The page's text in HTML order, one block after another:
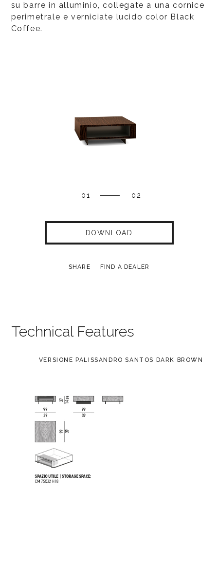
su barre in alluminio, collegate a una cornice
perimetrale e verniciate lucido color Black
Coffee.
01 02
DOWNLOAD
SHARE FIND A DEALER
Technical Features
VERSIONE PALISSANDRO SANTOS DARK BROWN